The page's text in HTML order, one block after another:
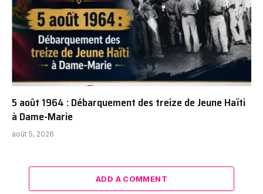
5 août 1964 : Débarquement des treize de Jeune Haïti
à Dame-Marie
août 5, 2026
ADD A COMMENT